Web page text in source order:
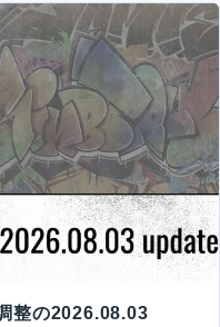
整の2026.08.03